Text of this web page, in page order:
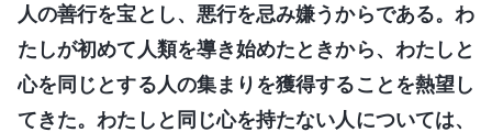
人の善行を宝とし、悪行を忌み嫌うからである。わ
たしが初めて人類を導き始めたときから、わたしと
心を同じとする人の集まりを獲得することを熱望し
てきた。わたしと同じ心を持たない人については、